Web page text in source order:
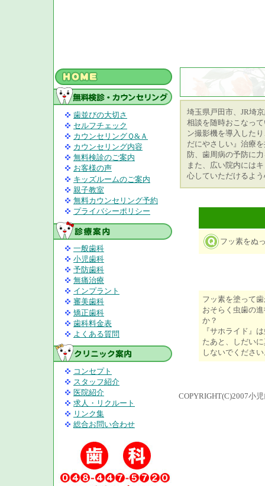
歯並びの大切さ
セルフチェック
カウンセリングＱ&Ａ
カウンセリング内容
無料検診のご案内
お客様の声
キッズルームのご案内
親子教室
無料カウンセリング予約
プライバシーポリシー
一般歯科
小児歯科
予防歯科
無痛治療
インプラント
審美歯科
矯正歯科
歯科料金表
よくある質問
コンセプト
スタッフ紹介
医院紹介
求人・リクルート
リンク集
総合お問い合わせ
埼玉県戸田市、JR埼
相談を随時おこなっ
ン撮影機を導入した
だにやさしい』治療
防、歯周病の予防に
また、広い院内には
心していただけるよ
フッ素をぬ
フッ素を塗って
おそらく虫歯の
か？
『サホライド』
たあと、しだい
しないでくださ
COPYRIGHT(C)2007小